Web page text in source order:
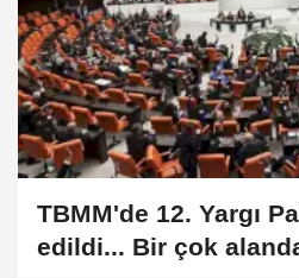
TBMM'de 12. Yargı
edildi... Bir çok